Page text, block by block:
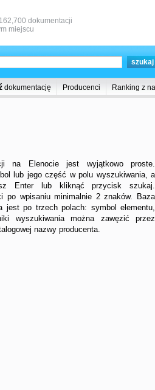
dokumentacji
miejscu
dokumentację Producenci Ranking z
na Elenocie jest wyjątkowo proste.
lub jego część w polu wyszukiwania, a
Enter lub kliknąć przycisk szukaj.
po wpisaniu minimalnie 2 znaków. Baza
jest po trzech polach: symbol elementu,
wyszukiwania można zawęzić przez
nazwy producenta.